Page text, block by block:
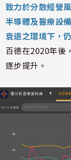
致力於分散經營
半導體及醫療設
衰退之環境下，
百德在2020年後
逐步提升。